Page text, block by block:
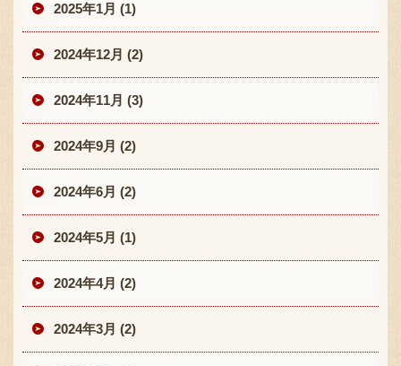
2025年1月 (1)
2024年12月 (2)
2024年11月 (3)
2024年9月 (2)
2024年6月 (2)
2024年5月 (1)
2024年4月 (2)
2024年3月 (2)